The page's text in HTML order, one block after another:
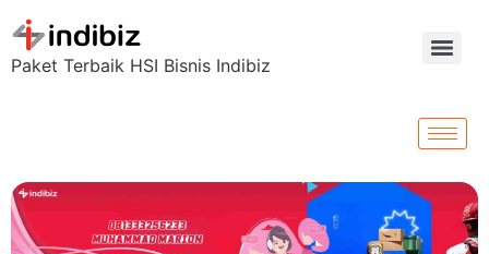
Paket Terbaik HSI Bisnis Indibiz